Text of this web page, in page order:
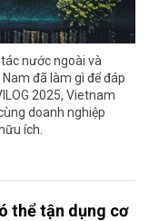
nước ngoài và
đã làm gì để đáp
2025, Vietnam
doanh nghiệp
ích.
thể tận dụng cơ